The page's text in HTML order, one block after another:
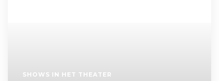
SHOWS IN HET THEATER